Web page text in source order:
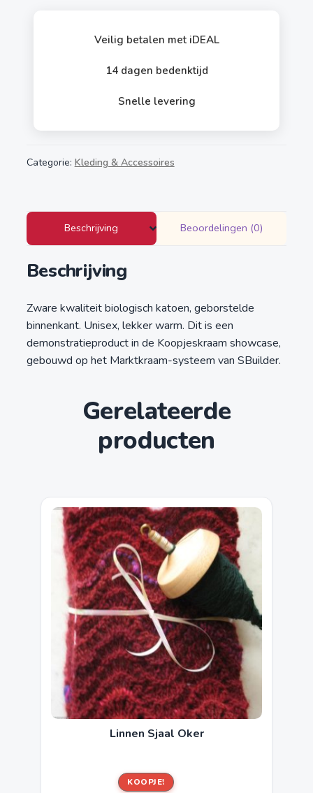
Veilig betalen met iDEAL
14 dagen bedenktijd
Snelle levering
Categorie: Kleding & Accessoires
Beschrijving Beoordelingen (0)
Beschrijving
Zware kwaliteit biologisch katoen, geborstelde
binnenkant. Unisex, lekker warm. Dit is een
demonstratieproduct in de Koopjeskraam showcase,
gebouwd op het Marktkraam-systeem van SBuilder.
Gerelateerde
producten
Linnen Sjaal Oker
KOOPJE!